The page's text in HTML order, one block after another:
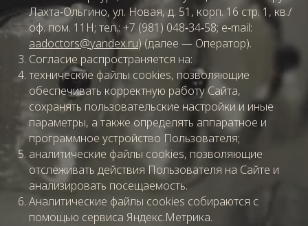
Лахта‑Ольгино, ул. Новая, д. 51, корп. 16 стр. 1, кв./
оф. пом. 11Н; тел.: +7 (981) 048‑34‑58; e‑mail:
aadoctors@yandex.ru) (далее — Оператор).
Согласие распространяется на:
технические файлы cookies, позволяющие
обеспечивать корректную работу Сайта,
сохранять пользовательские настройки и иные
параметры, а также определять аппаратное и
программное устройство Пользователя;
аналитические файлы cookies, позволяющие
отслеживать действия Пользователя на Сайте и
анализировать посещаемость.
Аналитические файлы cookies собираются с
помощью сервиса Яндекс.Метрика.